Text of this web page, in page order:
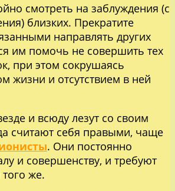
смотреть на заблуждения (с
близких. Прекратите
направлять других
им помочь не совершить тех
при этом сокрушаясь
жизни и отсутствием в ней
и всюду лезут со своим
считают себя правыми, чаще
. Они постоянно
и совершенству, и требуют
же.